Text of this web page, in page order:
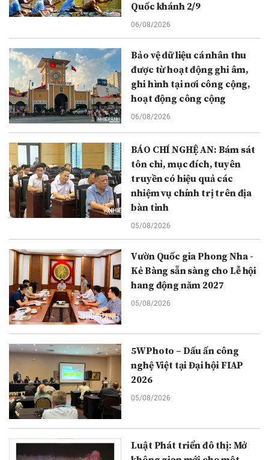
Quốc khánh 2/9
06/08/2026
Bảo vệ dữ liệu cá nhân thu
được từ hoạt động ghi âm,
ghi hình tại nơi công cộng,
hoạt động công cộng
06/08/2026
BÁO CHÍ NGHỆ AN: Bám sát
tôn chỉ, mục đích, tuyên
truyền có hiệu quả các
nhiệm vụ chính trị trên địa
bàn tỉnh
05/08/2026
Vườn Quốc gia Phong Nha -
Kẻ Bàng sẵn sàng cho Lễ hội
hang động năm 2027
05/08/2026
5WPhoto – Dấu ấn công
nghệ Việt tại Đại hội FIAP
2026
05/08/2026
Luật Phát triển đô thị: Mở